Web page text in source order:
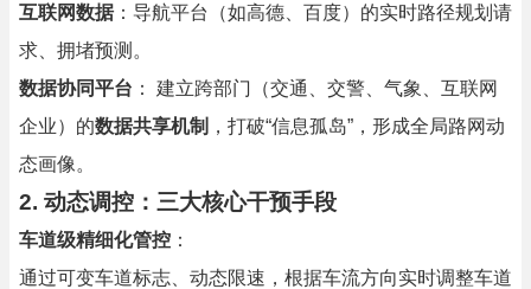
互联网数据：导航平台（如高德、百度）的实时路径规划请
求、拥堵预测。
数据协同平台 ： 建立跨部门（交通、交警、气象、互联网
企业）的数据共享机制 ，打破“信息孤岛”，形成全局路网动
态画像。
2. 动态调控：三大核心干预手段
车道级精细化管控 ：
通过可变车道标志、动态限速，根据车流方向实时调整车道